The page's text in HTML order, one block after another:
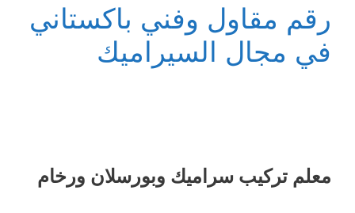
رقم مقاول وفني باكستاني
في مجال السيراميك
معلم ترکیب سرامیك وبورسلان ورخام